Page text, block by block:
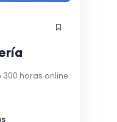
horas online